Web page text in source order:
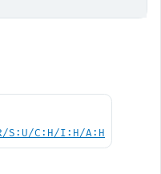
S:U/C:H/I:H/A:H